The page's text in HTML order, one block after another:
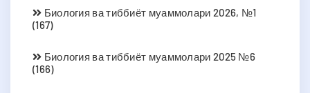
Биология ва тиббиёт муаммолари 2026, №1
(167)
Биология ва тиббиёт муаммолари 2025 №6
(166)